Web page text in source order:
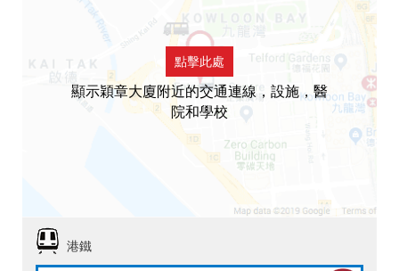
點擊此處
顯示穎章大廈附近的交通連線，設施，醫
院和學校
港鐵